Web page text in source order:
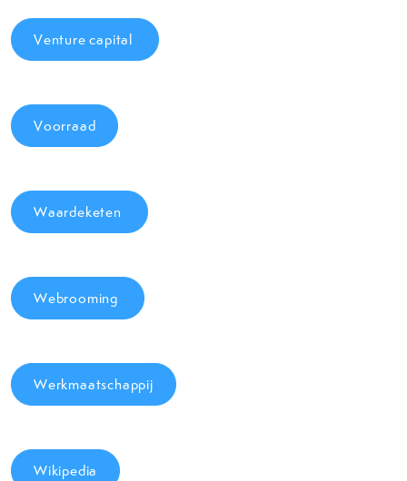
Venture capital
Voorraad
Waardeketen
Webrooming
Werkmaatschappij
Wikipedia